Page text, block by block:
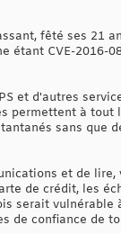
fêté ses 21
étant CVE-2016-
et d'autres
permettent à tout
sans que
et de lire,
de crédit, les
serait vulnérable
de confiance de